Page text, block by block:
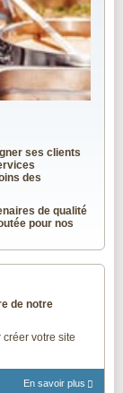
ses clients
des
de qualité
pour nos
de notre
votre site
En savoir plus